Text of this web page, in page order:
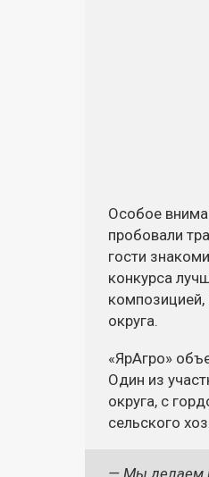
Особое
пробовали
гости
конкурса
округа.
«ЯрАгро»
Один из
округа, с
сельского